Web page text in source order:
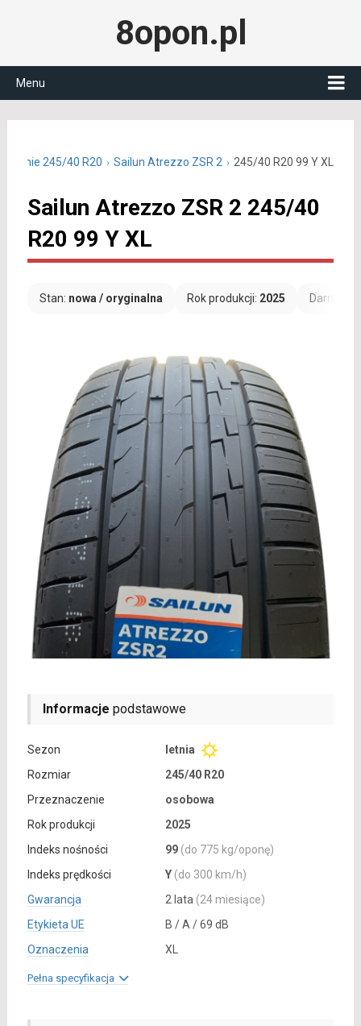
8opon.pl
Menu
letnie 245/40 R20 Sailun Atrezzo ZSR 2 245/40 R20 99 Y XL
Sailun Atrezzo ZSR 2 245/40
R20 99 Y XL
Stan: nowa / oryginalna Rok produkcji: 2025
Informacje podstawowe
Sezon
letnia
Rozmiar
245/40 R20
Przeznaczenie
osobowa
Rok produkcji
2025
Indeks nośności
99 (do 775 kg/oponę)
Indeks prędkości
Y (do 300 km/h)
Gwarancja
2 lata (24 miesiące)
Etykieta UE
B / A / 69 dB
Oznaczenia
XL
Pełna specyfikacja